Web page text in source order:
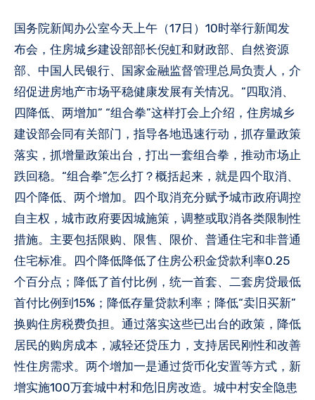
国务院新闻办公室今天上午（17日）10时举行新闻发
布会，住房城乡建设部部长倪虹和财政部、自然资源
部、中国人民银行、国家金融监督管理总局负责人，介
绍促进房地产市场平稳健康发展有关情况。“四取消、
四降低、两增加” “组合拳”这样打会上介绍，住房城乡
建设部会同有关部门，指导各地迅速行动，抓存量政策
落实，抓增量政策出台，打出一套组合拳，推动市场止
跌回稳。“组合拳”怎么打？概括起来，就是四个取消、
四个降低、两个增加。四个取消充分赋予城市政府调控
自主权，城市政府要因城施策，调整或取消各类限制性
措施。主要包括限购、限售、限价、普通住宅和非普通
住宅标准。四个降低降低了住房公积金贷款利率0.25
个百分点；降低了首付比例，统一首套、二套房贷最低
首付比例到15%；降低存量贷款利率；降低“卖旧买新”
换购住房税费负担。通过落实这些已出台的政策，降低
居民的购房成本，减轻还贷压力，支持居民刚性和改善
性住房需求。两个增加一是通过货币化安置等方式，新
增实施100万套城中村和危旧房改造。城中村安全隐患